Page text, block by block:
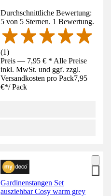
Durchschnittliche Bewertung:
5 von 5 Sternen. 1 Bewertung.
(1)
Preis — 7,95 € * Alle Preise
inkl. MwSt. und ggf. zzgl.
Versandkosten pro Pack7,95
€*/ Pack
Gardinenstangen Set
ausziehbar Cosy warm grey